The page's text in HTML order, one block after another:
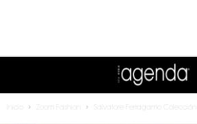
Zoom Fashion Salvatore Ferragamo